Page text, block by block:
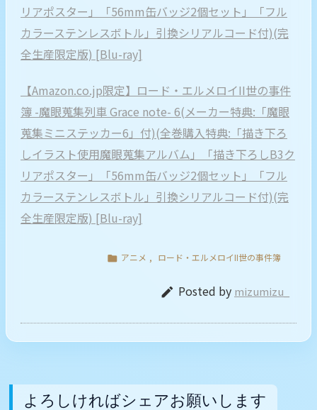
リアポスター」「56mm缶バッジ2個セット」「フル
カラーステンレスボトル」引換シリアルコード付)(完
全生産限定版) [Blu-ray]
【Amazon.co.jp限定】ロード・エルメロイII世の事件
簿 -魔眼蒐集列車 Grace note- 6(メーカー特典:「魔眼
蒐集ミニステッカー6」付)(全巻購入特典:「描き下ろ
しイラスト使用魔眼蒐集アルバム」「描き下ろしB3ク
リアポスター」「56mm缶バッジ2個セット」「フル
カラーステンレスボトル」引換シリアルコード付)(完
全生産限定版) [Blu-ray]
 アニメ , ロード・エルメロイII世の事件簿
 Posted by mizumizu_
よろしければシェアお願いします